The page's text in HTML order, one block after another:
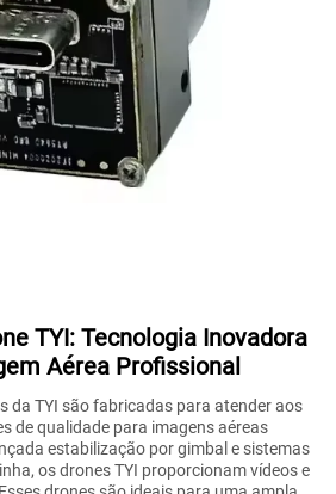
TYI: Tecnologia Inovadora
Aérea Profissional
da TYI são fabricadas para atender aos
de qualidade para imagens aéreas
estabilização por gimbal e sistemas
os drones TYI proporcionam vídeos e